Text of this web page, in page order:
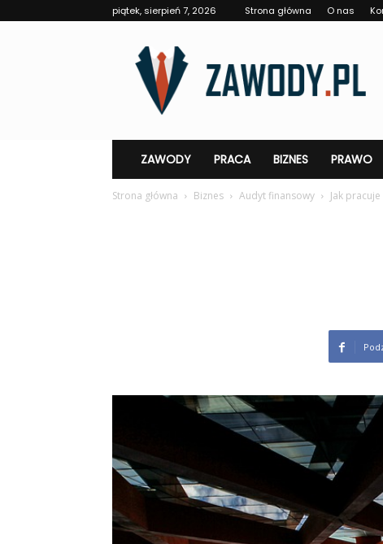
piątek, sierpień 7, 2026 Strona główna O nas
Zawody.pl
ZAWODY PRACA BIZNES PRAWO
Strona główna Biznes Audyt finansowy Jak